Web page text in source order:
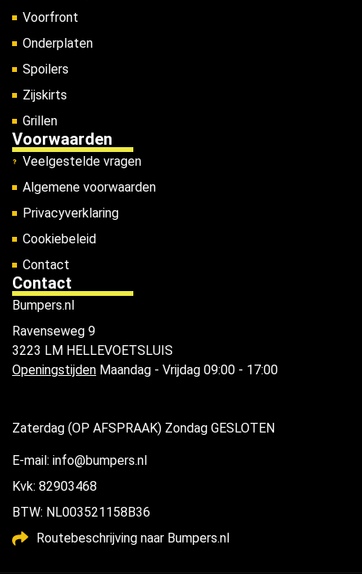
Voorfront
Onderplaten
Spoilers
Zijskirts
Grillen
Voorwaarden
Veelgestelde vragen
Algemene voorwaarden
Privacyverklaring
Cookiebeleid
Contact
Contact
Bumpers.nl
Ravenseweg 9
3223 LM HELLEVOETSLUIS
Openingstijden Maandag - Vrijdag 09:00 - 17:00
Zaterdag (OP AFSPRAAK) Zondag GESLOTEN
E-mail: info@bumpers.nl
Kvk: 82903468
BTW: NL003521158B36
Routebeschrijving naar Bumpers.nl